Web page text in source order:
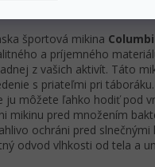
športová mikina
a príjemného
z vašich aktivít. Táto
s priateľmi pri
ju môžete ľahko hodiť pod
mikinu pred množením
ochráni pred
odvod vlhkosti od tela a